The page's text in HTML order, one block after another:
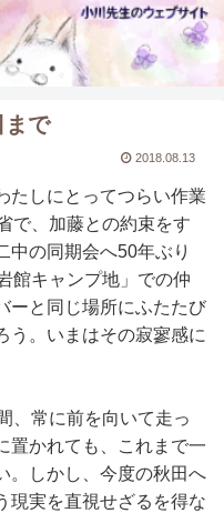
まで
2018.08.13
しにとってつらい作業
で、加藤との約束をす
中の同期会へ50年ぶり
館キャンプ地」での仲
ーと同じ場所にふたたび
う。いまはその寂寥感に
、常に前を向いて走っ
置かれても、これまで一
。しかし、今度の秋田へ
現実を直視せざるを得な